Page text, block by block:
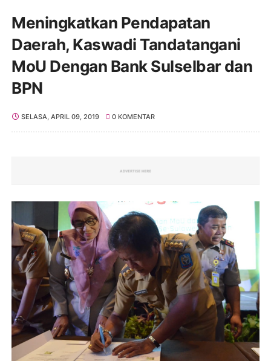
Meningkatkan Pendapatan
Daerah, Kaswadi Tandatangani
MoU Dengan Bank Sulselbar dan
BPN
SELASA, APRIL 09, 2019 0 KOMENTAR